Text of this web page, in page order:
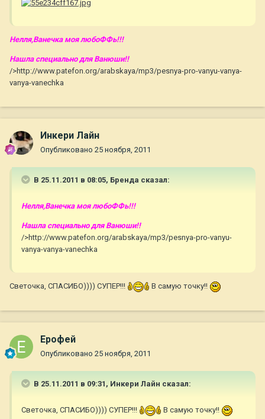
Нелля,Ванечка моя любоФФь!!!
Нашла специально для Ванюши!!
/>http://www.patefon.org/arabskaya/mp3/pesnya-pro-vanyu-vanya-
vanya-vanechka
Инкери Лайн
Опубликовано 25 ноября, 2011
В 25.11.2011 в 08:05, Бренда сказал:
Нелля,Ванечка моя любоФФь!!!
Нашла специально для Ванюши!!
/>http://www.patefon.org/arabskaya/mp3/pesnya-pro-vanyu-
vanya-vanya-vanechka
Светочка, СПАСИБО)))) СУПЕР!!! В самую точку!!
Ерофей
Опубликовано 25 ноября, 2011
В 25.11.2011 в 09:31, Инкери Лайн сказал:
Светочка, СПАСИБО)))) СУПЕР!!! В самую точку!!